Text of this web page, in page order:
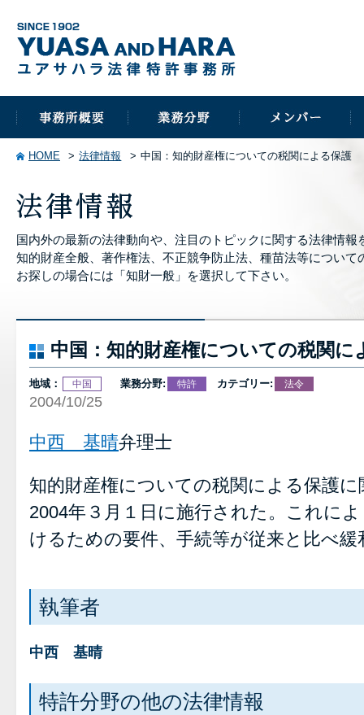
HOME 法律情報 中国：知的財産権についての税関による保護
国内外の最新の法律動向や、注目のトピックに関する法律情報
知的財産全般、著作権法、不正競争防止法、種苗法等について
お探しの場合には「知財一般」を選択して下さい。
中国：知的財産権についての税関に
地域： 中国 業務分野: 特許 カテゴリー: 法令
2004/10/25
中西 基晴弁理士
知的財産権についての税関による保護
2004年３月１日に施行された。これに
けるための要件、手続等が従来と比べ緩
執筆者
中西 基晴
特許分野の他の法律情報